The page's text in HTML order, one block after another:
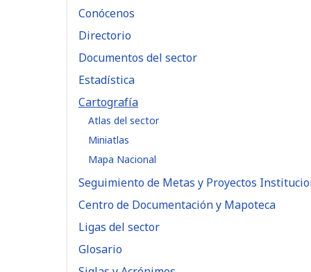
Conócenos
Directorio
Documentos del sector
Estadística
Cartografía
Atlas del sector
Miniatlas
Mapa Nacional
Seguimiento de Metas y Proyectos
Centro de Documentación y Mapoteca
Ligas del sector
Glosario